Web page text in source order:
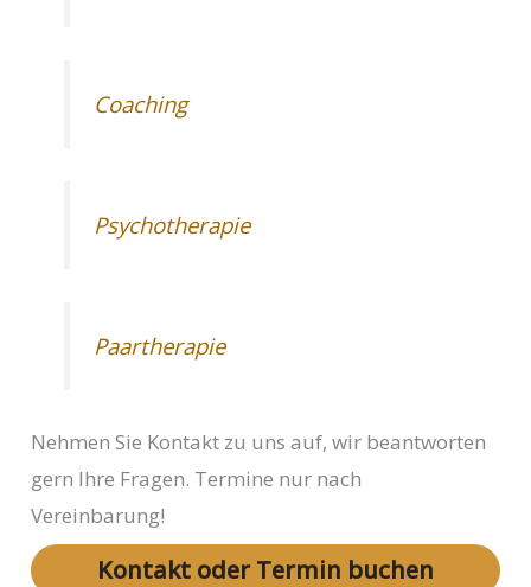
Coaching
Psychotherapie
Paartherapie
Nehmen Sie Kontakt zu uns auf, wir beantworten
gern Ihre Fragen. Termine nur nach
Vereinbarung!
Kontakt oder Termin buchen